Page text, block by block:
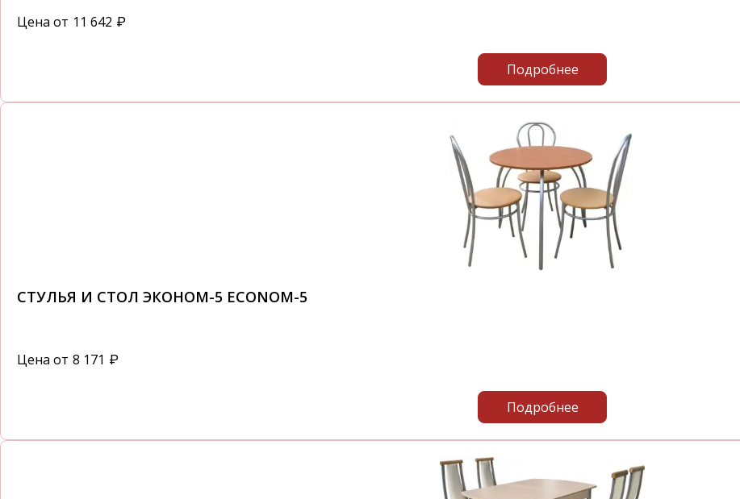
Цена от 11 642 ₽
Подробнее
СТУЛЬЯ И СТОЛ ЭКОНОМ-5 ECONOM-5
Цена от 8 171 ₽
Подробнее